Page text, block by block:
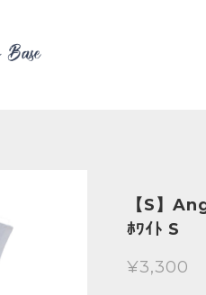
【S】
ﾎﾜｲﾄ S
¥3,300